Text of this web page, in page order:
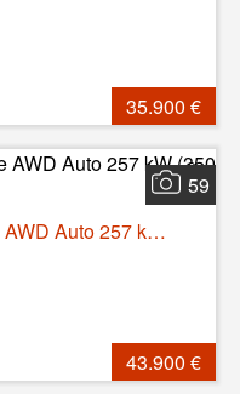
35.900 €
59
Volvo XC60 T6 Recharge Core AWD Auto 257 kW (350 CV)
43.900 €